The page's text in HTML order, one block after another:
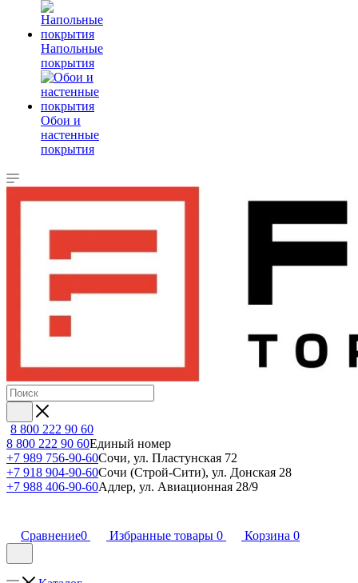
Напольные
покрытия
Обои и
настенные
покрытия
8 800 222 90 60
8 800 222 90 60Единый номер
+7 989 756-90-60Сочи, ул. Пластунская 72
+7 918 904-90-60Сочи (Строй-Сити), ул. Донская 28
+7 988 406-90-60Адлер, ул. Авиационная 28/9
Сравнение0 Избранные товары 0 Корзина 0